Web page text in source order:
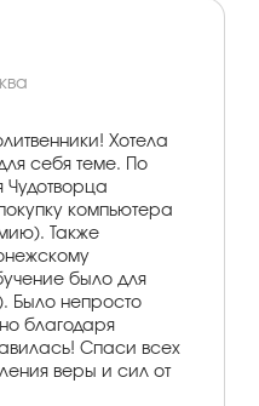
Хотела
себя теме. По
Чудотворца
компьютера
Также
было для
Было непросто
благодаря
Спаси всех
веры и сил от